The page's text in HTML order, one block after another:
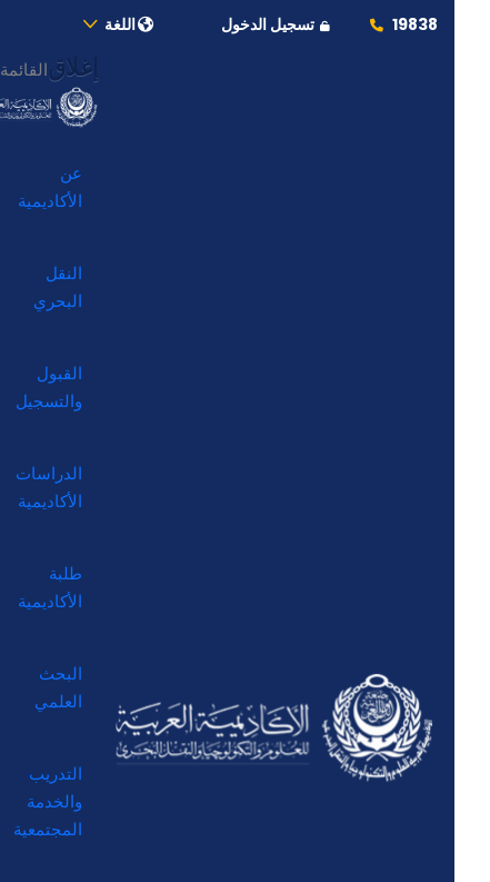
19838 تسجيل الدخول اللغة
إغلاق القائمة
عن
الأكاديمية
النقل
البحري
القبول
والتسجيل
الدراسات
الأكاديمية
طلبة
الأكاديمية
البحث
العلمي
التدريب
والخدمة
المجتمعية